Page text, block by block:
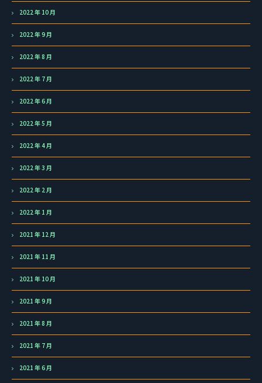
2022 年 10 月
2022 年 9 月
2022 年 8 月
2022 年 7 月
2022 年 6 月
2022 年 5 月
2022 年 4 月
2022 年 3 月
2022 年 2 月
2022 年 1 月
2021 年 12 月
2021 年 11 月
2021 年 10 月
2021 年 9 月
2021 年 8 月
2021 年 7 月
2021 年 6 月